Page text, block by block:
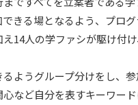
きる場となるよう、プロ
14人の学ファシが駆け付
ようグループ分けをし、
など自分を表すキーワー